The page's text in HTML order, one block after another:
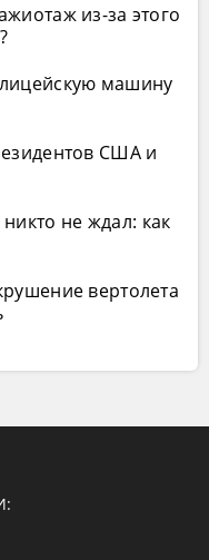
из-за этого
машину
США и
не ждал: как
вертолета